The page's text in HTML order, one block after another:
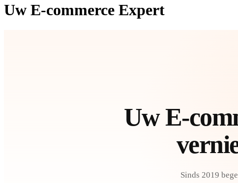
Uw E-commerce Expert
Uw E-
Sinds 2019